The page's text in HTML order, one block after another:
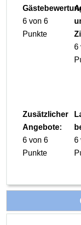
6 von 6
Punkte
6
Zusätzlicher
Angebote:
6 von 6
Punkte
6